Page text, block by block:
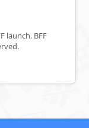
launch. BFF